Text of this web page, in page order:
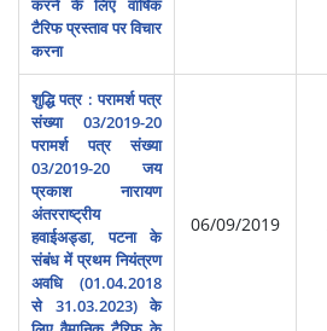
टैरिफ प्रस्‍ताव पर विचार
करना
शुद्धि पत्र : परामर्श पत्र
संख्‍या 03/2019-20
परामर्श पत्र संख्‍या
03/2019-20 जय
प्रकाश नारायण
अंतरराष्‍ट्रीय
हवाईअड्डा, पटना के
संबंध में प्रथम नियंत्रण
अवधि (01.04.2018
से 31.03.2023) के
06/09/2019